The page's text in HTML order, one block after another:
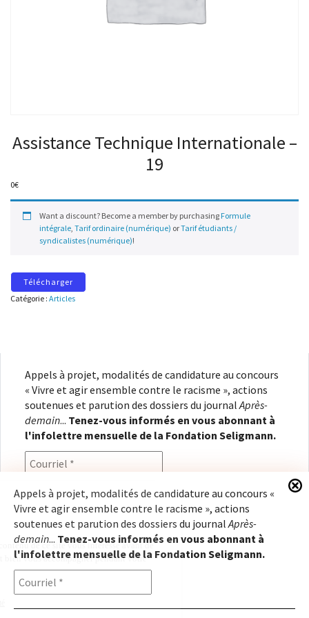
Assistance Technique Internationale –
19
0€
Want a discount? Become a member by purchasing Formule
intégrale, Tarif ordinaire (numérique) orTarif étudiants /
syndicalistes (numérique)!
Télécharger
Catégorie : Articles
Appels à projet, modalités de candidature au concours
« Vivre et agir ensemble contre le racisme », actions
soutenues et parution des dossiers du journal Après-
demain... Tenez-vous informés en vous abonnant à
l'infolettre mensuelle de la Fondation Seligmann.
En renseignant votre adresse électronique, vous
consentez à recevoir l'infolettre de la Fondation
Seligmann, conformément à notrepolitique de
confidentialité. Il vous sera possible de vous
désabonner à tout moment.
Appels à projet, modalités de candidature au concours «
Vivre et agir ensemble contre le racisme », actions
soutenues et parution des dossiers du journalAprès-
demain... Tenez-vous informés en vous abonnant à
l'infolettre mensuelle de la Fondation Seligmann.